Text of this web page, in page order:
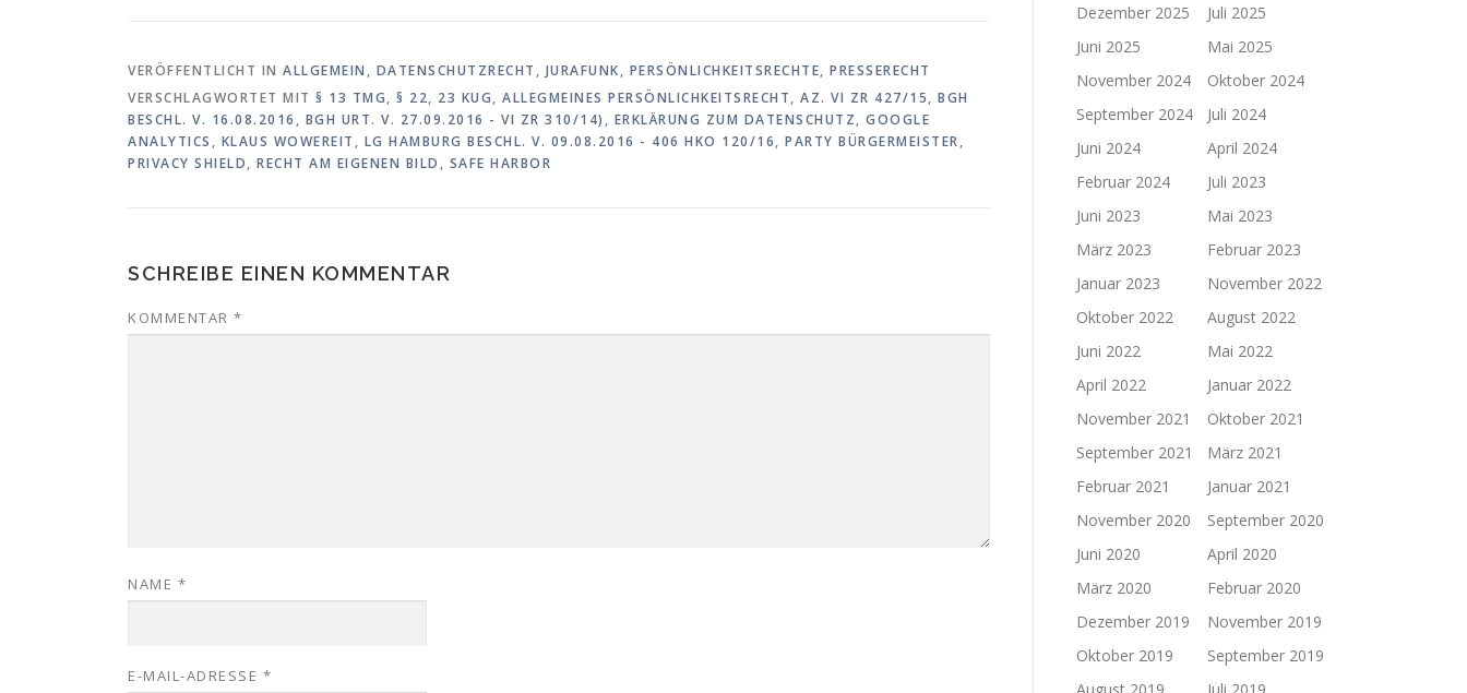
VERÖFFENTLICHT IN ALLGEMEIN , DATENSCHUTZRECHT , JURAFUNK, PERSÖNLICHKEITSRECHTE, PRESSERECHT
VERSCHLAGWORTET MIT § 13 TMG, § 22, 23 KUG, ALLEGMEINES PERSÖNLICHKEITSRECHT, AZ. VI ZR 427/15, BGH
BESCHL. V. 16.08.2016 , BGH URT. V. 27.09.2016 - VI ZR 310/14) , ERKLÄRUNG ZUM DATENSCHUTZ, GOOGLE
ANALYTICS , KLAUS WOWEREIT , LG HAMBURG BESCHL. V. 09.08.2016 - 406 HKO 120/16, PARTY BÜRGERMEISTER,
PRIVACY SHIELD, RECHT AM EIGENEN BILD , SAFE HARBOR
SCHREIBE EINEN KOMMENTAR
KOMMENTAR *
NAME *
E-MAIL-ADRESSE *
Dezember 2025
Juli 2025
Juni 2025
Mai 2025
November 2024
Oktober 2024
September 2024
Juli 2024
Juni 2024
April 2024
Februar 2024
Juli 2023
Juni 2023
Mai 2023
März 2023
Februar 2023
Januar 2023
November 2022
Oktober 2022
August 2022
Juni 2022
Mai 2022
April 2022
Januar 2022
November 2021
Oktober 2021
September 2021
März 2021
Februar 2021
Januar 2021
November 2020
September 2020
Juni 2020
April 2020
März 2020
Februar 2020
Dezember 2019
November 2019
Oktober 2019
September 2019